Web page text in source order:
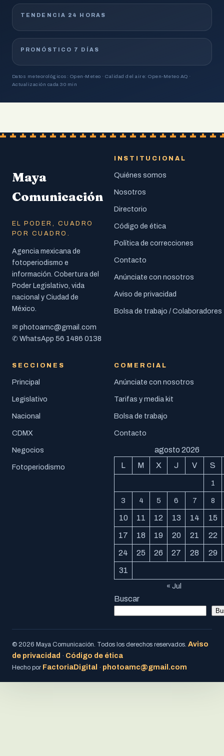
TENDENCIA 24 HORAS
PRONÓSTICO 7 DÍAS
Datos meteorológicos: Open-Meteo · Calidad del aire: Open-Meteo AQ ·
Actualización cada 30 min
Maya
Comunicación
EL PODER, CUADRO
POR CUADRO.
Agencia mexicana de
fotoperiodismo e
información. Cobertura del
Poder Legislativo, vida
nacional y Ciudad de
México.
✉ photoamc@gmail.com
✆ WhatsApp 56 1486 0138
INSTITUCIONAL
Quiénes somos
Nosotros
Directorio
Código de ética
Política de correcciones
Contacto
Anúnciate con nosotros
Aviso de privacidad
Bolsa de trabajo / Colaboradores
SECCIONES
Principal
Legislativo
Nacional
CDMX
Negocios
Fotoperiodismo
COMERCIAL
Anúnciate con nosotros
Tarifas y media kit
Bolsa de trabajo
Contacto
agosto 2026
L
M X J V S
1
3 4 5 6 7 8
10 11 12 13 14 15
17 18 19 20 21 22
24 25 26 27 28 29
31
« Jul
Buscar
© 2026 Maya Comunicación. Todos los derechos reservados. Aviso
de privacidad · Código de ética
Hecho por FactoriaDigital · photoamc@gmail.com